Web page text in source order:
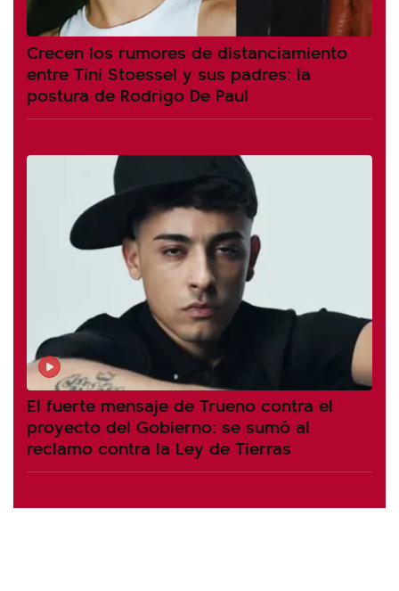
Crecen los rumores de distanciamiento
entre Tini Stoessel y sus padres: la
postura de Rodrigo De Paul
El fuerte mensaje de Trueno contra el
proyecto del Gobierno: se sumó al
reclamo contra la Ley de Tierras